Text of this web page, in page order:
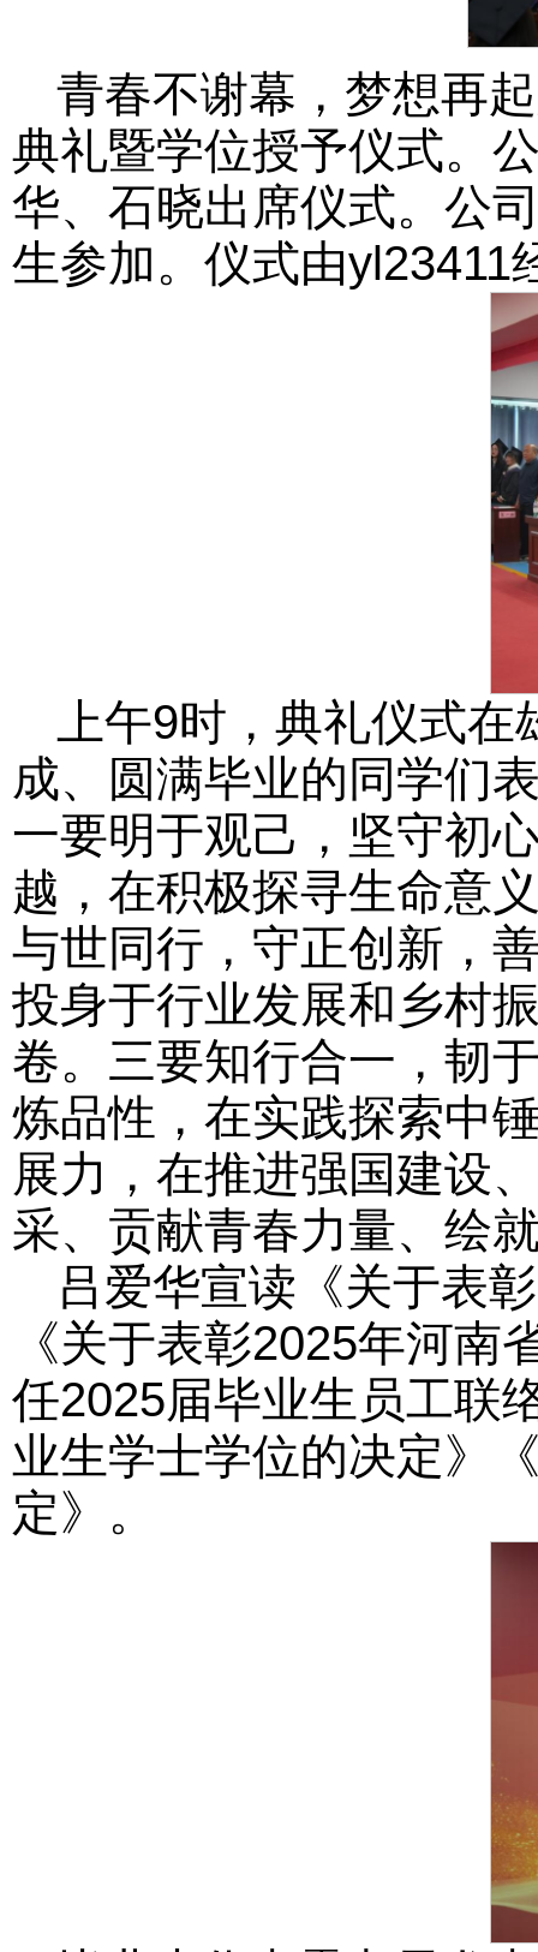
青春不谢幕，梦想再
典礼暨学位授予仪式。
华、石晓出席仪式。公
生参加。仪式由yl23411
上午9时，典礼仪式
成、圆满毕业的同学们
一要明于观己，坚守初
越，在积极探寻生命意
与世同行，守正创新，
投身于行业发展和乡村
卷。三要知行合一，韧
炼品性，在实践探索中
展力，在推进强国建设
采、贡献青春力量、绘
吕爱华宣读《关于表
《关于表彰2025年河
任2025届毕业生员工联
业生学士学位的决定》
定》。